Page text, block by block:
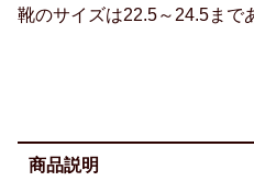
靴のサイズは22.5～24.5まで
商品説明